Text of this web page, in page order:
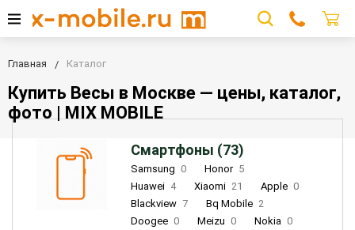
Главная Каталог
Купить Весы в Москве — цены, каталог,
фото | MIX MOBILE
Смартфоны (73)
Samsung 0 Honor 5
Huawei 4 Xiaomi 21 Apple 0
Blackview 7 Bq Mobile 2
Doogee 0 Meizu 0 Nokia 0